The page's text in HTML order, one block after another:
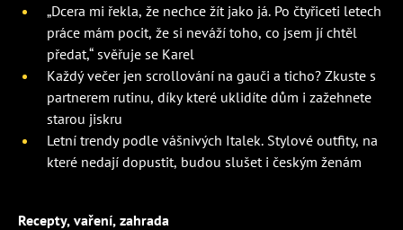
„Dcera mi řekla, že nechce žít jako já. Po čtyřiceti letech
práce mám pocit, že si neváží toho, co jsem jí chtěl
předat,“ svěřuje se Karel
Každý večer jen scrollování na gauči a ticho? Zkuste s
partnerem rutinu, díky které uklidíte dům i zažehnete
starou jiskru
Letní trendy podle vášnivých Italek. Stylové outfity, na
které nedají dopustit, budou slušet i českým ženám
Recepty, vaření, zahrada